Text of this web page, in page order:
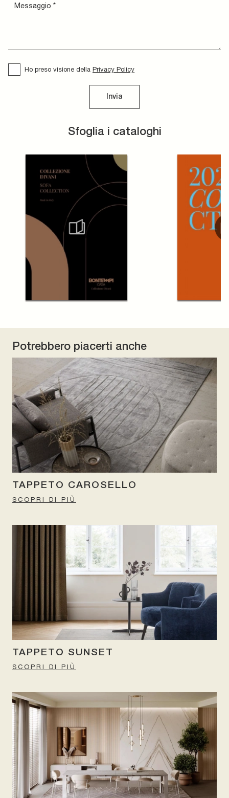
Sfoglia i cataloghi
Ho preso visione della Privacy Policy
Invia
Potrebbero piacerti anche
TAPPETO CAROSELLO
SCOPRI DI PIÙ
TAPPETO SUNSET
SCOPRI DI PIÙ